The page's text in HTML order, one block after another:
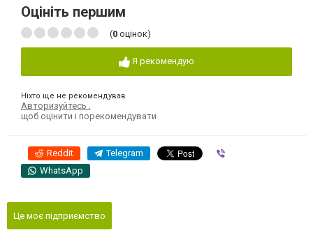
Оцініть першим
(0 оцінок)
Я рекомендую
Ніхто ще не рекомендував
Авторизуйтесь
щоб оцінити і порекомендувати
Reddit Telegram
WhatsApp
Це моє підприємство